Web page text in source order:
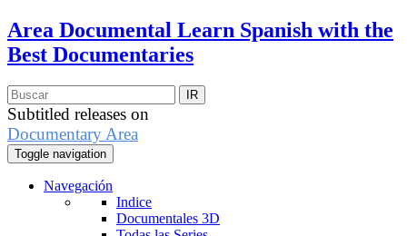
Area Documental Learn Spanish with the
Best Documentaries
Subtitled releases on
Documentary Area
Toggle navigation
Navegación
Indice
Documentales 3D